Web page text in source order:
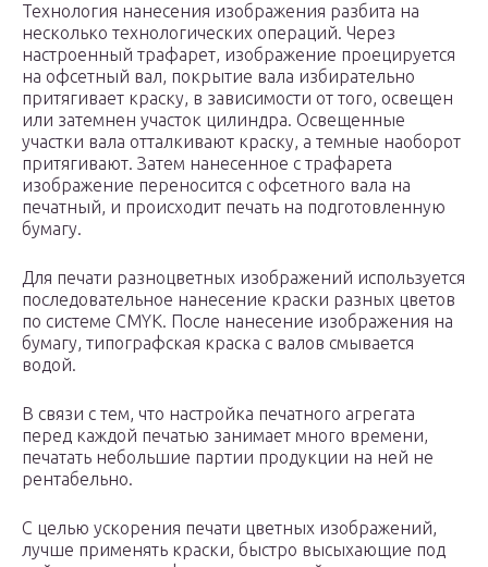
Технология нанесения изображения разбита на
несколько технологических операций. Через
настроенный трафарет, изображение проецируется
на офсетный вал, покрытие вала избирательно
притягивает краску, в зависимости от того, освещен
или затемнен участок цилиндра. Освещенные
участки вала отталкивают краску, а темные наоборот
притягивают. Затем нанесенное с трафарета
изображение переносится с офсетного вала на
печатный, и происходит печать на подготовленную
бумагу.
Для печати разноцветных изображений используется
последовательное нанесение краски разных цветов
по системе CMYK. После нанесение изображения на
бумагу, типографская краска с валов смывается
водой.
В связи с тем, что настройка печатного агрегата
перед каждой печатью занимает много времени,
печатать небольшие партии продукции на ней не
рентабельно.
С целью ускорения печати цветных изображений,
лучше применять краски, быстро высыхающие под